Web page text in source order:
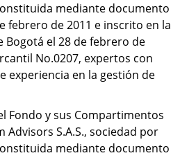
mediante documento
febrero de 2011 e inscrito en la
Bogotá el 28 de febrero de
No.0207, expertos con
experiencia en la gestión de
Fondo y sus Compartimentos
Advisors S.A.S., sociedad por
mediante documento